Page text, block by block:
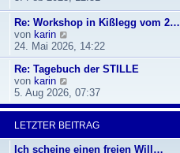
a
g
e
r
B
e
i
t
a
g
u
e
t
e
r
e
i
t
r
a
g
Re: Workshop in Kißlegg vom 2…
von karin
e
u
e
t
e
B
e
24. Mai 2026, 14:22
Re: Tagebuch der STILLE
von karin
e
u
e
s
t
5. Aug 2026, 07:37
LETZTER BEITRAG
Ich scheine einen freien Will…